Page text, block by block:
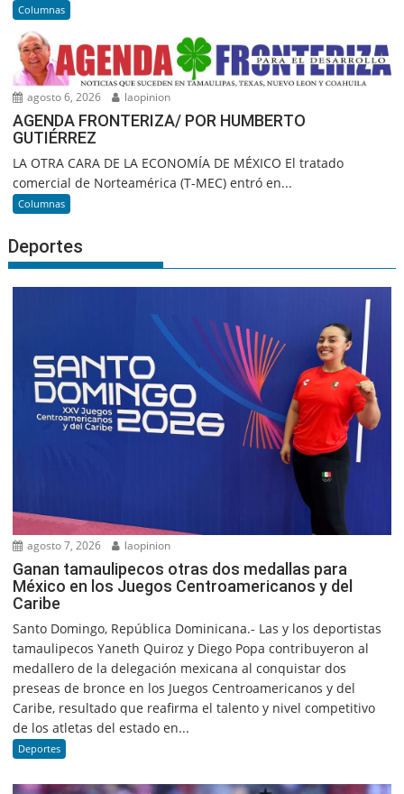
Columnas
agosto 6, 2026 laopinion
AGENDA FRONTERIZA/ POR HUMBERTO
GUTIÉRREZ
LA OTRA CARA DE LA ECONOMÍA DE MÉXICO El tratado
comercial de Norteamérica (T-MEC) entró en...
Columnas
Deportes
agosto 7, 2026 laopinion
Ganan tamaulipecos otras dos medallas para
México en los Juegos Centroamericanos y del
Caribe
Santo Domingo, República Dominicana.- Las y los deportistas
tamaulipecos Yaneth Quiroz y Diego Popa contribuyeron al
medallero de la delegación mexicana al conquistar dos
preseas de bronce en los Juegos Centroamericanos y del
Caribe, resultado que reafirma el talento y nivel competitivo
de los atletas del estado en...
Deportes